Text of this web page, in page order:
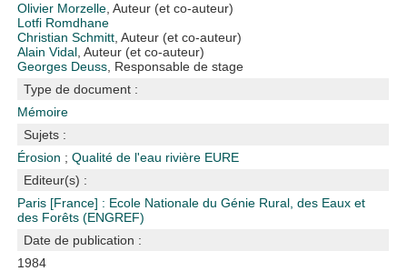
Olivier Morzelle , Auteur (et co-auteur)
Lotfi Romdhane
Christian Schmitt , Auteur (et co-auteur)
Alain Vidal , Auteur (et co-auteur)
Georges Deuss , Responsable de stage
Type de document :
Mémoire
Sujets :
Érosion ;Qualité de l'eau rivière EURE
Editeur(s) :
Paris [France] : Ecole Nationale du Génie Rural, des Eaux et
des Forêts (ENGREF)
Date de publication :
1984